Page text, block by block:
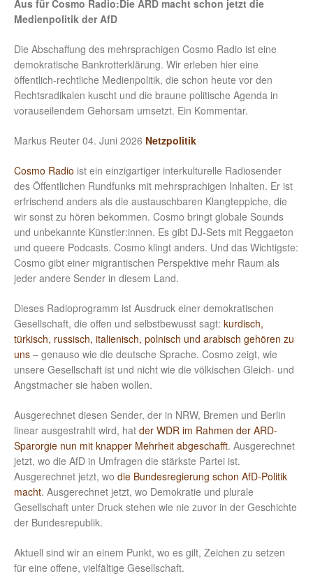
Aus für Cosmo Radio:Die ARD macht schon jetzt die
Medienpolitik der AfD
Die Abschaffung des mehrsprachigen Cosmo Radio ist eine
demokratische Bankrotterklärung. Wir erleben hier eine
öffentlich-rechtliche Medienpolitik, die schon heute vor den
Rechtsradikalen kuscht und die braune politische Agenda in
vorauseilendem Gehorsam umsetzt. Ein Kommentar.
Markus Reuter 04. Juni 2026 Netzpolitik
Cosmo Radio ist ein einzigartiger interkulturelle Radiosender
des Öffentlichen Rundfunks mit mehrsprachigen Inhalten. Er ist
erfrischend anders als die austauschbaren Klangteppiche, die
wir sonst zu hören bekommen. Cosmo bringt globale Sounds
und unbekannte Künstler:innen. Es gibt DJ-Sets mit Reggaeton
und queere Podcasts. Cosmo klingt anders. Und das Wichtigste:
Cosmo gibt einer migrantischen Perspektive mehr Raum als
jeder andere Sender in diesem Land.
Dieses Radioprogramm ist Ausdruck einer demokratischen
Gesellschaft, die offen und selbstbewusst sagt: kurdisch,
türkisch, russisch, italienisch, polnisch und arabisch gehören zu
uns – genauso wie die deutsche Sprache. Cosmo zeigt, wie
unsere Gesellschaft ist und nicht wie die völkischen Gleich- und
Angstmacher sie haben wollen.
Ausgerechnet diesen Sender, der in NRW, Bremen und Berlin
linear ausgestrahlt wird, hat der WDR im Rahmen der ARD-
Sparorgie nun mit knapper Mehrheit abgeschafft. Ausgerechnet
jetzt, wo die AfD in Umfragen die stärkste Partei ist.
Ausgerechnet jetzt, wo die Bundesregierung schon AfD-Politik
macht. Ausgerechnet jetzt, wo Demokratie und plurale
Gesellschaft unter Druck stehen wie nie zuvor in der Geschichte
der Bundesrepublik.
Aktuell sind wir an einem Punkt, wo es gilt, Zeichen zu setzen
für eine offene, vielfältige Gesellschaft.